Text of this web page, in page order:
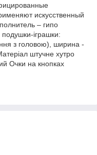
искусственный
– гипо
іграшки:
з головою), ширина -
штучне хутро
Очки на кнопках